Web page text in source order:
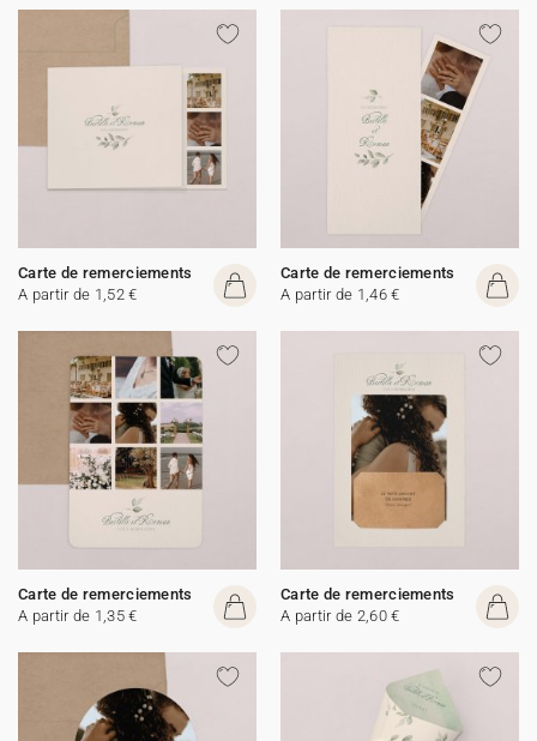
Carte de remerciements
A partir de 1,52 €
Carte de remerciements
A partir de 1,46 €
Carte de remerciements
A partir de 1,35 €
Carte de remerciements
A partir de 2,60 €